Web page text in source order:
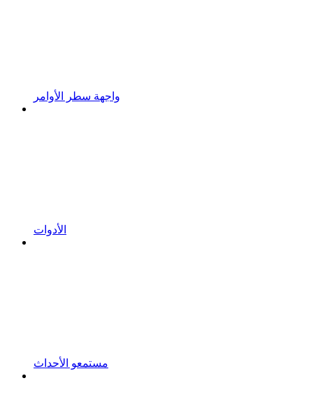
واجهة سطر الأوامر
الأدوات
مستمعو الأحداث